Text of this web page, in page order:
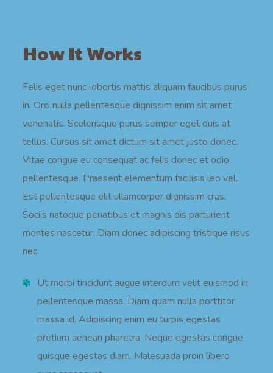
How It Works
Felis eget nunc lobortis mattis aliquam faucibus purus
in. Orci nulla pellentesque dignissim enim sit amet
venenatis. Scelerisque purus semper eget duis at
tellus. Cursus sit amet dictum sit amet justo donec.
Vitae congue eu consequat ac felis donec et odio
pellentesque. Praesent elementum facilisis leo vel.
Est pellentesque elit ullamcorper dignissim cras.
Sociis natoque penatibus et magnis dis parturient
montes nascetur. Diam donec adipiscing tristique risus
nec.
Ut morbi tincidunt augue interdum velit euismod in
pellentesque massa. Diam quam nulla porttitor
massa id. Adipiscing enim eu turpis egestas
pretium aenean pharetra. Neque egestas congue
quisque egestas diam. Malesuada proin libero